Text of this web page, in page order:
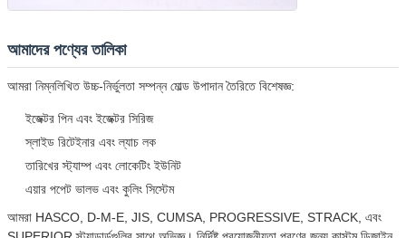
আমাদের পণ্যের তালিকা
আমরা নিম্নলিখিত উচ্চ-নির্ভুলতা সম্পন্ন মোল্ড উপাদান তৈরিতে বিশেষজ্ঞ:
ইজেক্টর পিন এবং ইজেক্টর সিরিজ
স্লাইড রিটেইনার এবং ল্যাচ লক
তারিখের স্ট্যাম্প এবং লোকেটিং ইউনিট
এয়ার পপেট ভালভ এবং কুলিং সিস্টেম
আমরা HASCO, D-M-E, JIS, CUMSA, PROGRESSIVE, STRACK, এবং